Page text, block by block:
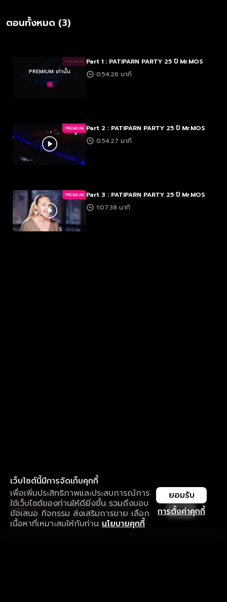
ตอนทั้งหมด (3)
PREMIUM
PREMIUM เท่านั้น
Part 1 : PATIPARN PARTY 25 ปี Mr.MOS
0:54:26 นาที
PREMIUM Part 2 : PATIPARN PARTY 25 ปี Mr.MOS
0:54:27 นาที
PREMIUM Part 3 : PATIPARN PARTY 25 ปี Mr.MOS
1:07:38 นาที
เว็บไซต์นี้มีการจัดเก็บคุกกี้
เพื่อเพิ่มประสิทธิภาพและประสบการณ์การ
ใช้เว็บไซต์ของท่านให้ดียิ่งขึ้น รวมถึงมอบ
ข้อเสนอ กิจกรรม ส่งเสริมการขาย เลือก
เนื้อหาที่เหมาะสมให้กับท่าน นโยบายคุกกี้
การตั้งค่าคุกกี้
ยอมรับ
ใช้งานแอป ลื่นไหลกว่า ไม่มีสะดุด
ดาวน์โหลดแอปเพื่อการรับชมที่ดีกว่า เปิด